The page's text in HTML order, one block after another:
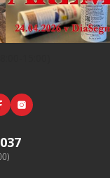
15:00)
Instagram